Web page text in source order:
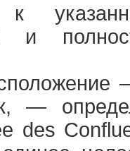
к
и
—
des